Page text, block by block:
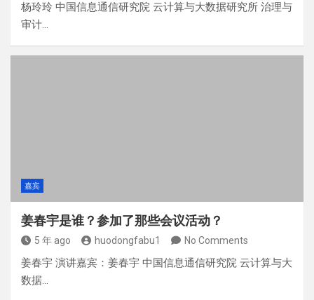
杨玲玲 中国信息通信研究院 云计算与大数据研究所 治理与
审计…
嘉宾
姜春宇是谁？参加了那些会议活动？
5 年 ago huodongfabu1 No Comments
姜春宇 演讲嘉宾：姜春宇 中国信息通信研究院 云计算与大
数据…